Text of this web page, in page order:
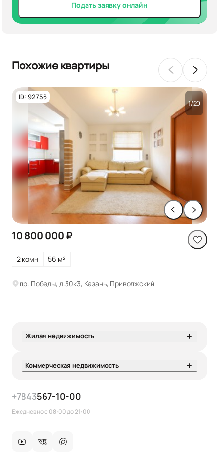
Подать заявку онлайн
Похожие квартиры
ID: 92756
1/20
10 800 000 ₽
2 комн 56 м²
пр. Победы, д.30к3, Казань, Приволжский
Жилая недвижимость
Коммерческая недвижимость
+7843567-10-00
Ежедневно с 08:00 до 21:00